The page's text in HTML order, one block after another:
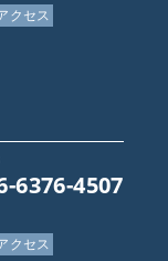
クセス
6376-4507
クセス